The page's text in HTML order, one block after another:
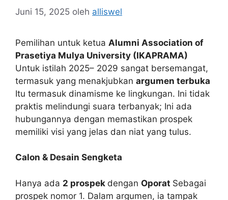
Juni 15, 2025 oleh alliswel
Pemilihan untuk ketua Alumni Association of
Prasetiya Mulya University (IKAPRAMA)
Untuk istilah 2025– 2029 sangat bersemangat,
termasuk yang menakjubkan argumen terbuka
Itu termasuk dinamisme ke lingkungan. Ini tidak
praktis melindungi suara terbanyak; Ini ada
hubungannya dengan memastikan prospek
memiliki visi yang jelas dan niat yang tulus.
Calon & Desain Sengketa
Hanya ada 2 prospek dengan Oporat Sebagai
prospek nomor 1. Dalam argumen, ia tampak